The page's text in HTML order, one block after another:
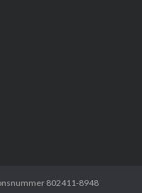
802411-8948